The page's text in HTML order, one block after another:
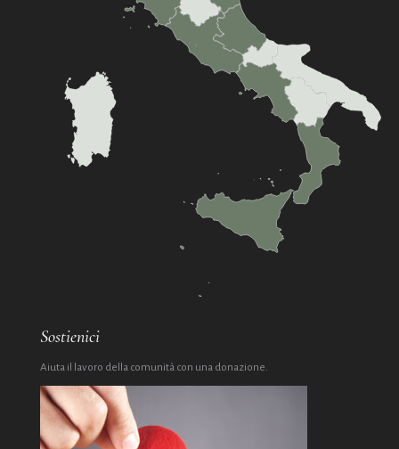
Sostienici
Aiuta il lavoro della comunità con una donazione.